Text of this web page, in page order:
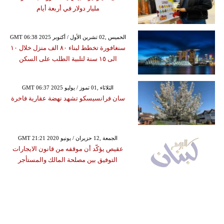
مليار دولار في أربعة أيام
GMT 06:38 2025 الخميس ,02 تشرين الأول / أكتوبر
سنغافورة تخطط لبناء ٨٠ الف منزل خلال ١٠
الى ١٥ سنة لتلبية الطلب على السكن
GMT 06:37 2025 الثلاثاء ,01 تموز / يوليو
سان فرانسيسكو تشهد نهضة عقارية فاخرة
GMT 21:21 2020 الجمعة ,12 حزيران / يونيو
عقيص يؤكّد أن موقفه من قانون الايجارات
التوفيق بين مصلحة المالك والمستأجر